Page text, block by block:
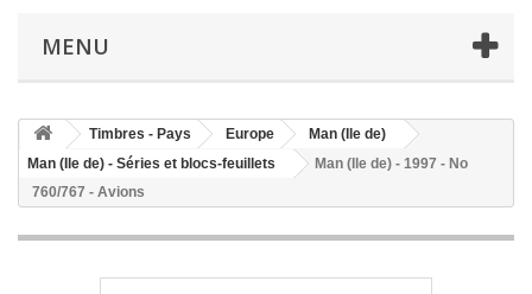
MENU
Timbres - Pays Europe
Man (Ile de)
Man (Ile de) - Séries et blocs-feuillets
Man (Ile de) - 1997 - No
760/767 - Avions